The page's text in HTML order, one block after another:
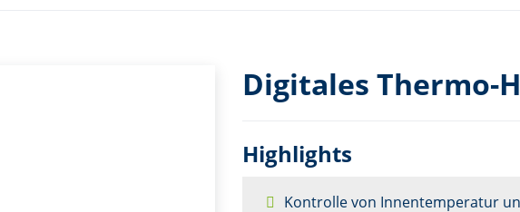
Digitales Thermo-
Highlights
Kontrolle von Innentemperatur